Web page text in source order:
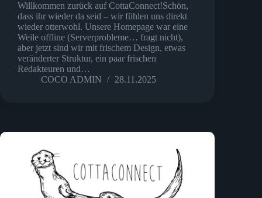
Willkommen zurück auf CottaConnect!Schön,
dass ihr wieder da seid – wir fühlen uns direkt
wieder otterwohl. Unsere Homepage war eine
Weile offline (Serverprobleme… fragt nicht),
aber jetzt sind wir mit frischem Design, etwas
veränderter Struktur, ein paar frischen
Redakteuren und…
COCO ADMIN
28.11.2025